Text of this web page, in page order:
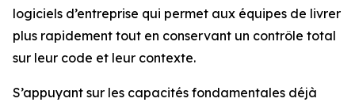
logiciels d’entreprise qui permet aux équipes de livrer
plus rapidement tout en conservant un contrôle total
sur leur code et leur contexte.
S’appuyant sur les capacités fondamentales déjà